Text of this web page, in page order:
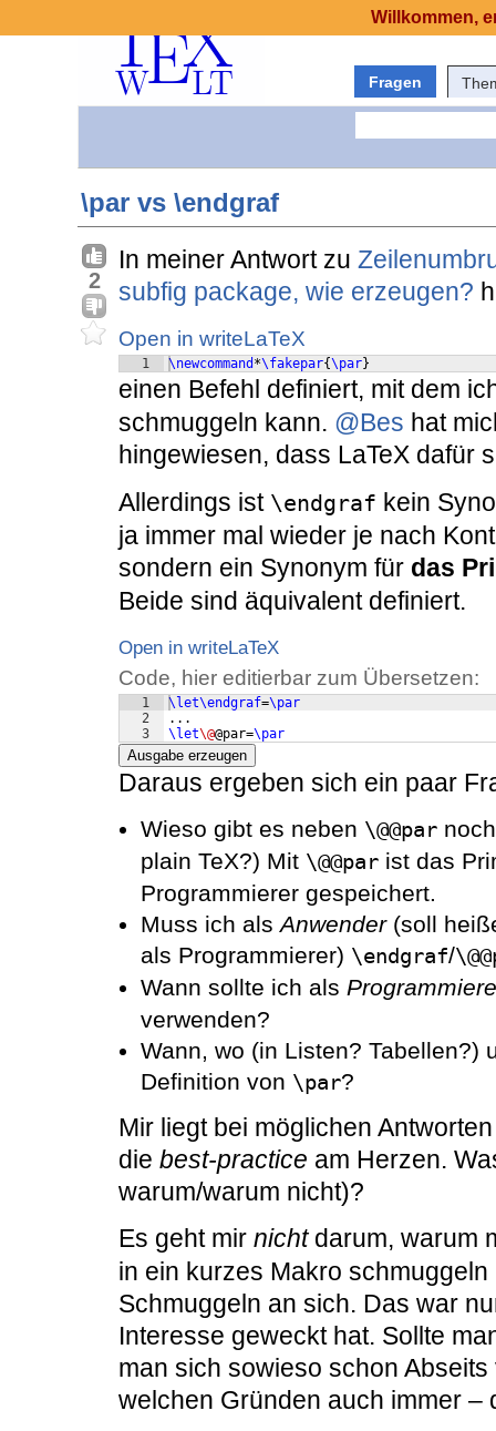
Fragen
\par vs \endgraf
2
In meiner Antwort zu
subfig package, wie erzeugen?
Open in writeLaTeX
1 \newcommand *\fakepar{\par}
einen Befehl definiert, mit dem
schmuggeln kann. @Bes hat
hingewiesen, dass LaTeX dafür
Allerdings ist \endgraf kein
ja immer mal wieder je nach
sondern ein Synonym für das
Beide sind äquivalent definiert.
Open in writeLaTeX
Code, hier editierbar zum Übersetzen:
1
2
3
\let\endgraf=\par
...
\let\@@par=\par
Ausgabe erzeugen
Daraus ergeben sich ein paar
Wieso gibt es neben \@@par
plain TeX?) Mit \@@par ist das
Programmierer gespeichert.
Muss ich alsAnwender(soll
als Programmierer) \endgraf/
Wann sollte ich als
verwenden?
Wann, wo (in Listen? Tabellen?)
Definition von \par?
Mir liegt bei möglichen
die best-practice am Herzen.
warum/warum nicht)?
Es geht mir nichtdarum, warum
in ein kurzes Makro
Schmuggeln an sich. Das war
Interesse geweckt hat. Sollte
man sich sowieso schon
welchen Gründen auch immer –
Willkommen,